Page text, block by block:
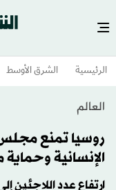
الرئيسية الشرق الأوسط​
العالم
روسيا تمنع مجلس
الإنسانية وحماية
ارتفاع عدد اللاجئين